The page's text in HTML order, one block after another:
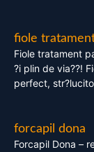
fiole
Fiole tratament
?i plin de via??!
perfect,
forcapil dona
Forcapil Dona –